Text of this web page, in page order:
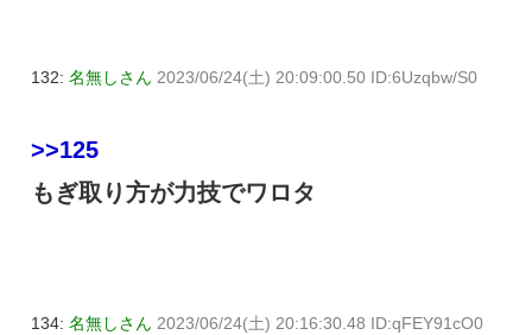
132: 名無しさん 2023/06/24(土) 20:09:00.50 ID:6Uzqbw/S0
>>125
もぎ取り方が力技でワロタ
134: 名無しさん 2023/06/24(土) 20:16:30.48 ID:qFEY91cO0